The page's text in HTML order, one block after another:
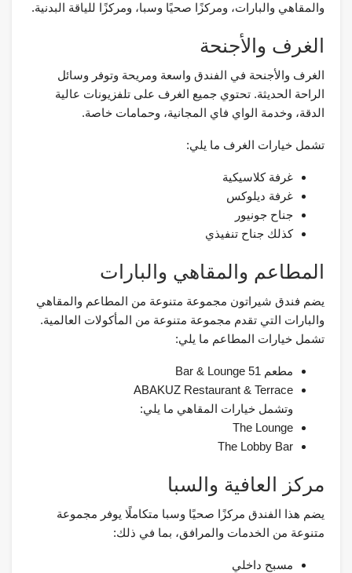
والمقاهي والبارات، ومركزًا صحيًا وسبا، ومركزًا للياقة البدنية.
الغرف والأجنحة
الغرف والأجنحة في الفندق واسعة ومريحة وتوفر وسائل
الراحة الحديثة. تحتوي جميع الغرف على تلفزيونات عالية
الدقة، وخدمة الواي فاي المجانية، وحمامات خاصة.
تشمل خيارات الغرف ما يلي:
غرفة كلاسيكية
غرفة ديلوكس
جناح جونيور
كذلك جناح تنفيذي
المطاعم والمقاهي والبارات
يضم فندق شيراتون مجموعة متنوعة من المطاعم والمقاهي
والبارات التي تقدم مجموعة متنوعة من المأكولات العالمية.
تشمل خيارات المطاعم ما يلي:
مطعم 51 Bar & Lounge
ABAKUZ Restaurant & Terrace
وتشمل خيارات المقاهي ما يلي:
The Lounge
The Lobby Bar
مركز العافية والسبا
يضم هذا الفندق مركزًا صحيًا وسبا متكاملًا يوفر مجموعة
متنوعة من الخدمات والمرافق، بما في ذلك:
مسبح داخلي